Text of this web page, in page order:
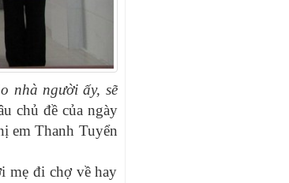
nhà người ấy, sẽ
chủ đề của ngày
em Thanh Tuyển
mẹ đi chợ về hay